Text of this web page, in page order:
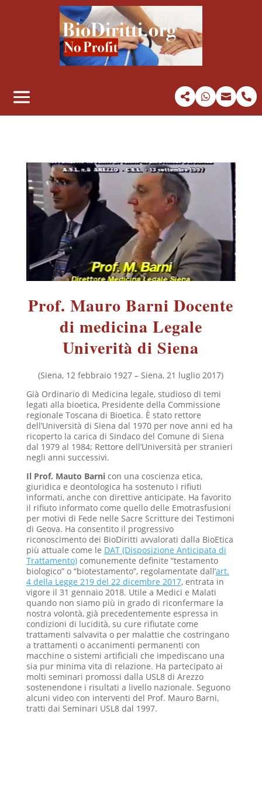
   
Prof. Mauro Barni Docente
di medicina Legale
Univerità di Siena
(Siena, 12 febbraio 1927 – Siena, 21 luglio 2017)
Già Ordinario di Medicina legale, studioso di temi
legati alla bioetica, Presidente della Commissione
regionale Toscana di Bioetica. È stato rettore
dell’Università di Siena dal 1970 per nove anni ed ha
ricoperto la carica di Sindaco del Comune di Siena
dal 1979 al 1984; Rettore dell’Università per stranieri
negli anni successivi.
Il Prof. Mauto Barnicon una coscienza etica,
giuridica e deontologica ha sostenuto i rifiuti
informati, anche con direttive anticipate. Ha favorito
il rifiuto informato come quello delle Emotrasfusioni
per motivi di Fede nelle Sacre Scritture dei Testimoni
di Geova. Ha consentito il progressivo
riconoscimento dei BioDiritti avvalorati dalla BioEtica
più attuale come le DAT (Disposizione Anticipata di
Trattamento)comunemente definite “testamento
biologico” o “biotestamento”, regolamentate dall’art.
4 della Legge 219 del 22 dicembre 2017,entrata in
vigore il 31 gennaio 2018. Utile a Medici e Malati
quando non siamo più in grado di riconfermare la
nostra volontà, già precedentemente espressa in
condizioni di lucidità, su cure rifiutate come
trattamenti salvavita o per malattie che costringano
a trattamenti o accanimenti permanenti con
macchine o sistemi artificiali che impediscano una
sia pur minima vita di relazione. Ha partecipato ai
molti seminari promossi dalla USL8 di Arezzo
sostenendone i risultati a livello nazionale. Seguono
alcuni video con interventi del Prof. Mauro Barni,
tratti dai Seminari USL8 dal 1997.